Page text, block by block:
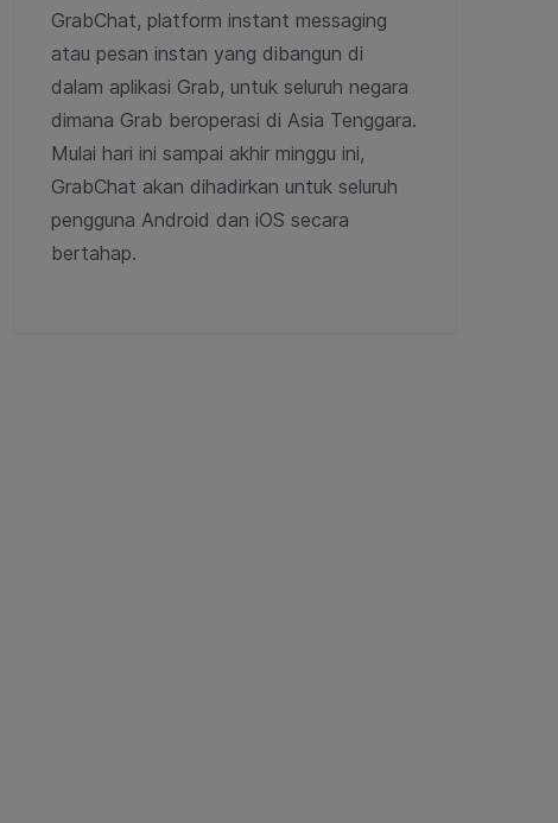
GrabChat, platform instant messaging
atau pesan instan yang dibangun di
dalam aplikasi Grab, untuk seluruh negara
dimana Grab beroperasi di Asia Tenggara.
Mulai hari ini sampai akhir minggu ini,
GrabChat akan dihadirkan untuk seluruh
pengguna Android dan iOS secara
bertahap.